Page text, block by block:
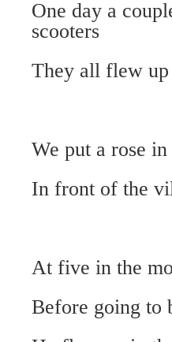
One day a
scooters
They all flew up
We put a rose
In front of the
At five in the
Before going to